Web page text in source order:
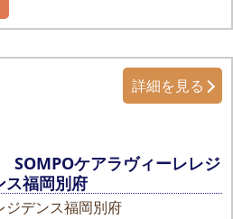
SOMPOケアラヴィーレレジ
ス福岡別府
ジデンス福岡別府
詳細を見る